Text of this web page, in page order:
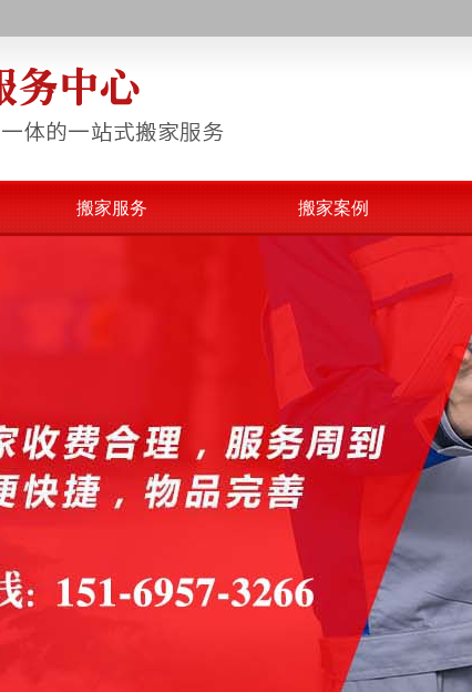
搬家服务 搬家案例